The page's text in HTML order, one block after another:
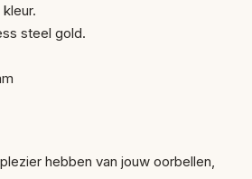
steel gold.
hebben van jouw oorbellen,